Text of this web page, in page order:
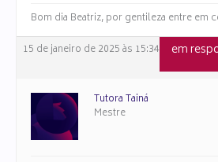
Bom dia Beatriz, por gentileza entre em
15 de janeiro de 2025 às 15:34
em
Tutora Tainá
Mestre